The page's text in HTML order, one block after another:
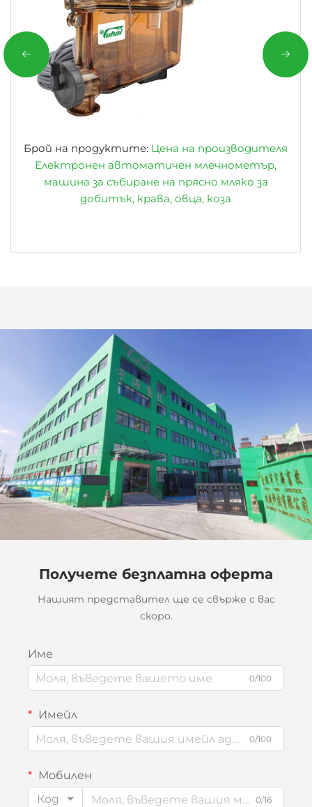
Брой на продуктите: Цена на производителя
Електронен автоматичен млечнометър,
машина за събиране на прясно мляко за
добитък, крава, овца, коза
Получете безплатна оферта
Нашият представител ще се свърже с вас
скоро.
Име
0/100
Имейл
0/100
Мобилен
Код
0/16